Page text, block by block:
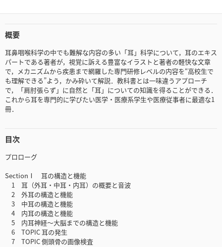
概要
耳鼻咽喉科学の中でも難解な内容の多い「耳」科学について，耳のエキス
パートである著者が，視覚に訴える豊富なイラストと著者の軽快な文章
で，メカニズムから疾患まで網羅した専門研修レベルの内容を“高校生で
も理解できる”よう，かみ砕いて解説．教科書とは一味違うアプローチ
で，「肩肘張らず」に自然と「耳」についての知識を得ることができる．
これから耳を専門的に学びたい医学・医療系学生や医療従事者に最適な1
冊．
目次
プロローグ
SectionⅠ 耳の構造と機能
1 耳（外耳・中耳・内耳）の概要と音波
2 外耳の構造と機能
3 中耳の構造と機能
4 内耳の構造と機能
5 内耳神経～大脳までの構造と機能
6 TOPIC 耳の発生
7 TOPIC 側頭骨の画像検査